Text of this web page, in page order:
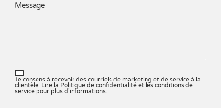
Message
Je consens à recevoir des courriels de marketing et de service à la
clientèle. Lire la Politique de confidentialité et les conditions de
service pour plus d'informations.